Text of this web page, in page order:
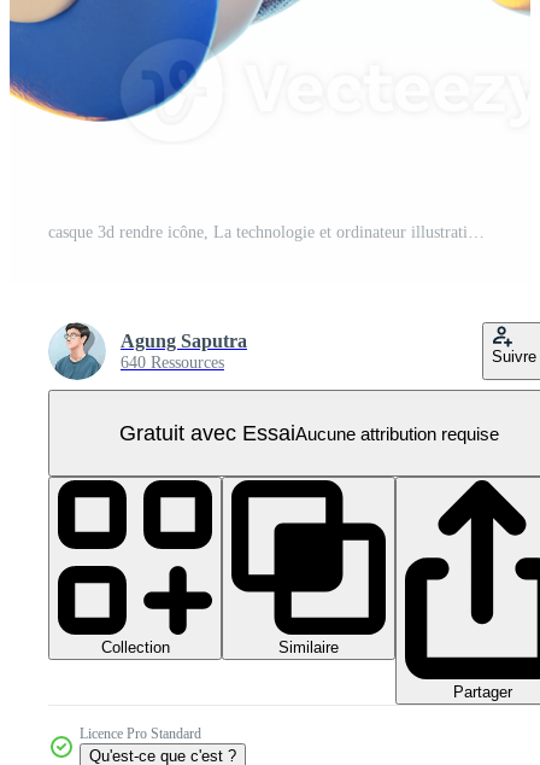
casque 3d rendre icône, La technologie et ordinateur illustration PNG Pro
Agung Saputra
640 Ressources Suivre
Gratuit avec EssaiAucune attribution requise
Collection Similaire
Partager
Licence Pro Standard
Qu'est-ce que c'est ?